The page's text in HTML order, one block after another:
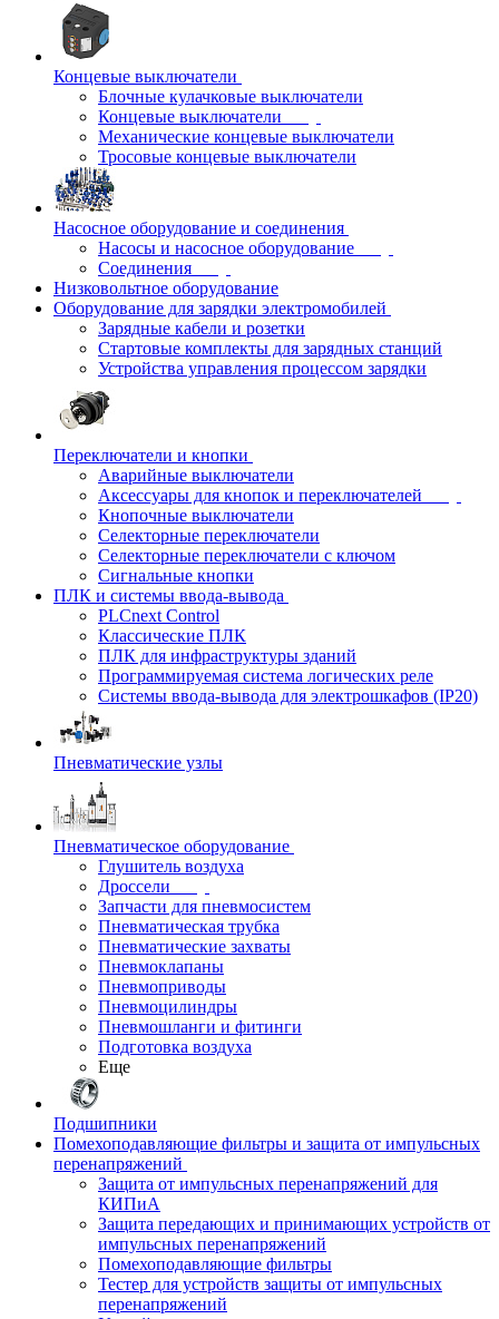
Концевые выключатели
Блочные кулачковые выключатели
Концевые выключатели
Механические концевые выключатели
Тросовые концевые выключатели
Насосное оборудование и соединения
Насосы и насосное оборудование
Соединения
Низковольтное оборудование
Оборудование для зарядки электромобилей
Зарядные кабели и розетки
Стартовые комплекты для зарядных станций
Устройства управления процессом зарядки
Переключатели и кнопки
Аварийные выключатели
Аксессуары для кнопок и переключателей
Кнопочные выключатели
Селекторные переключатели
Селекторные переключатели с ключом
Сигнальные кнопки
ПЛК и системы ввода-вывода
PLCnext Control
Классические ПЛК
ПЛК для инфраструктуры зданий
Программируемая система логических реле
Системы ввода-вывода для электрошкафов (IP20)
Пневматические узлы
Пневматическое оборудование
Глушитель воздуха
Дроссели
Запчасти для пневмосистем
Пневматическая трубка
Пневматические захваты
Пневмоклапаны
Пневмоприводы
Пневмоцилиндры
Пневмошланги и фитинги
Подготовка воздуха
Еще
Подшипники
Помехоподавляющие фильтры и защита от импульсных
перенапряжений
Защита от импульсных перенапряжений для
КИПиА
Защита передающих и принимающих устройств от
импульсных перенапряжений
Помехоподавляющие фильтры
Тестер для устройств защиты от импульсных
перенапряжений